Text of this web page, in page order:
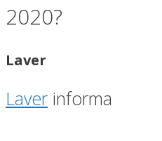
2020?
Laver
Laver informa